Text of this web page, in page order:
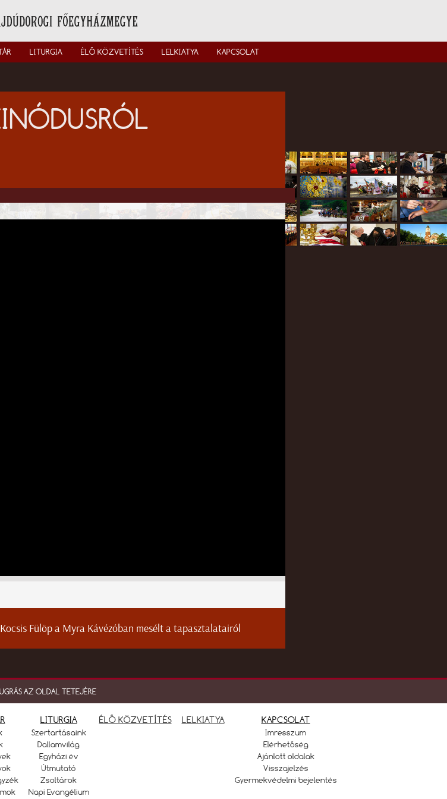
LITURGIA ÉLŐ KÖZVETÍTÉS LELKIATYA KAPCSOLAT
Fülöp a Myra Kávézóban mesélt a tapasztalatairól
UGRÁS AZ OLDAL TETEJÉRE
LITURGIA
Szertartásaink
Dallamvilág
Egyházi év
Útmutató
Zsoltárok
Napi Evangélium
ÉLŐ KÖZVETÍTÉS LELKIATYA KAPCSOLAT
Imresszum
Elérhetőség
Ajánlott oldalak
Visszajelzés
Gyermekvédelmi bejelentés